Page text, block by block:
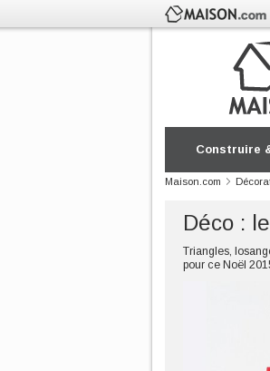
Construire
Maison.com
Déco :
Triangles,
pour ce Noël